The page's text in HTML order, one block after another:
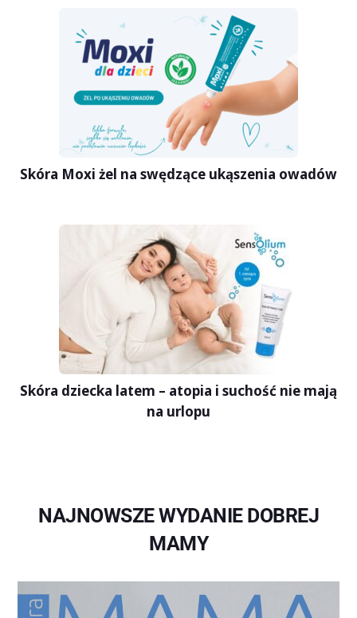
Skóra Moxi żel na swędzące ukąszenia owadów
Skóra dziecka latem – atopia i suchość nie mają
na urlopu
NAJNOWSZE WYDANIE DOBREJ
MAMY